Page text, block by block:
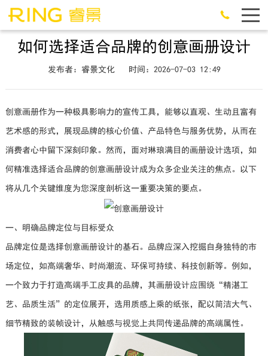
如何选择适合品牌的创意画册设计
发布者：睿景文化 时间：2026-07-03 12:49
创意画册作为一种极具影响力的宣传工具，能够以直观、生动且富有
艺术感的形式，展现品牌的核心价值、产品特色与服务优势，从而在
消费者心中留下深刻印象。然而，面对琳琅满目的画册设计选项，如
何精准选择适合品牌的创意画册设计成为众多企业关注的焦点。以下
将从几个关键维度为您深度剖析这一重要决策的要点。
一、明确品牌定位与目标受众
品牌定位是选择创意画册设计的基石。品牌应深入挖掘自身独特的市
场定位，如高端奢华、时尚潮流、环保可持续、科技创新等。例如，
一个致力于打造高端手工皮具的品牌，其画册设计应围绕“精湛工
艺、品质生活”的定位展开，选用质感上乘的纸张，配以简洁大气、
细节精致的装帧设计，从触感与视觉上共同传递品牌的高端属性。